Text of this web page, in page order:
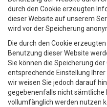
durch den Cookie erzeugten
dieser Website auf unserem
wird vor der Speicherung
Die durch den Cookie
Benutzung dieser Website
Sie können die Speicherung der
entsprechende Einstellung
wir weisen Sie jedoch darauf
gegebenenfalls nicht sämtliche
vollumfänglich werden nutzen